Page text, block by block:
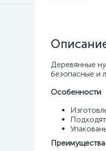
Деревянные
безопасные и
Особенности
Преимущества